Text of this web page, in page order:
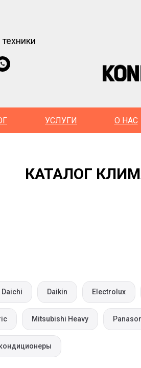
УСЛУГИ О НАС
КАТАЛОГ
Daichi Daikin Electrolux
Mitsubishi Heavy